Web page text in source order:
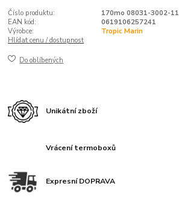
Číslo produktu:
170mo 08031-3002-11
EAN kód:
0619106257241
Výrobce:
Tropic Marin
Hlídat cenu / dostupnost
Do oblíbených
Unikátní zboží
Vrácení termoboxů
Expresní DOPRAVA